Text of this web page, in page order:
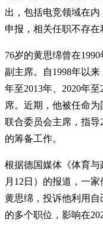
出，包括电竞领域在
申报，相关任职不存在
76岁的黄思绵曾在
副主席。自1998年以
年至2013年、2020年
席。近期，他被任命
联合委员会主席，指导
的筹备工作。
根据德国媒体《体育与
月12日）的报道，一
黄思绵，投诉他利用
的多个职位，影响在